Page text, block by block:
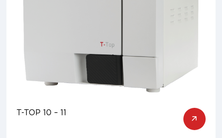
T-TOP 10 – 11